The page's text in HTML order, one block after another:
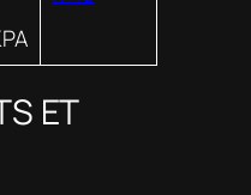
ET